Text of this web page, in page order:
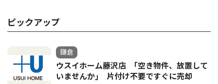
ピックアップ
鎌倉
ウスイホーム藤沢店 ｢空き物件、放置して
いませんか｣ 片付け不要ですぐに売却